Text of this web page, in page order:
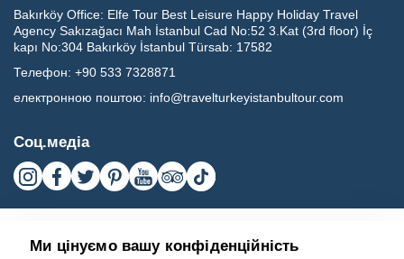
Bakırköy Office: Elfe Tour Best Leisure Happy Holiday Travel
Agency Sakızağacı Mah İstanbul Cad No:52 3.Kat (3rd floor) İç
kapı No:304 Bakırköy İstanbul Türsab: 17582
Телефон: +90 533 7328871
електронною поштою: info@travelturkeyistanbultour.com
Соц.медіа
Ми цінуємо вашу конфіденційність